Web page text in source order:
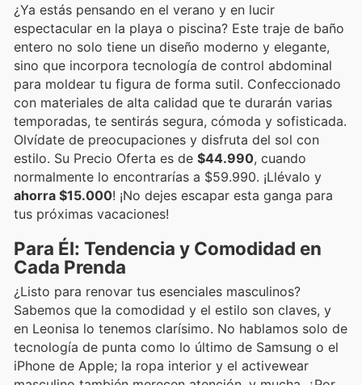
¿Ya estás pensando en el verano y en lucir
espectacular en la playa o piscina? Este traje de baño
entero no solo tiene un diseño moderno y elegante,
sino que incorpora tecnología de control abdominal
para moldear tu figura de forma sutil. Confeccionado
con materiales de alta calidad que te durarán varias
temporadas, te sentirás segura, cómoda y sofisticada.
Olvídate de preocupaciones y disfruta del sol con
estilo. Su Precio Oferta es de $44.990, cuando
normalmente lo encontrarías a $59.990. ¡Llévalo y
ahorra $15.000! ¡No dejes escapar esta ganga para
tus próximas vacaciones!
Para Él: Tendencia y Comodidad en
Cada Prenda
¿Listo para renovar tus esenciales masculinos?
Sabemos que la comodidad y el estilo son claves, y
en Leonisa lo tenemos clarísimo. No hablamos solo de
tecnología de punta como lo último de Samsung o el
iPhone de Apple; la ropa interior y el activewear